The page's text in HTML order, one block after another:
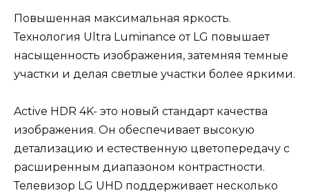
Повышенная максимальная яркость.
Технология Ultra Luminance от LG повышает
насыщенность изображения, затемняя темные
участки и делая светлые участки более яркими.
Active HDR 4K- это новый стандарт качества
изображения. Он обеспечивает высокую
детализацию и естественную цветопередачу с
расширенным диапазоном контрастности.
Телевизор LG UHD поддерживает несколько